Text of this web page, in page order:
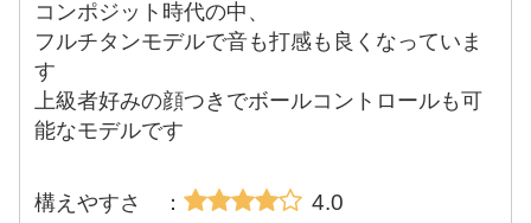
コンポジット時代の中、
フルチタンモデルで音も打感も良くなっていま
す
上級者好みの顔つきでボールコントロールも可
能なモデルです
構えやすさ ： 4.0